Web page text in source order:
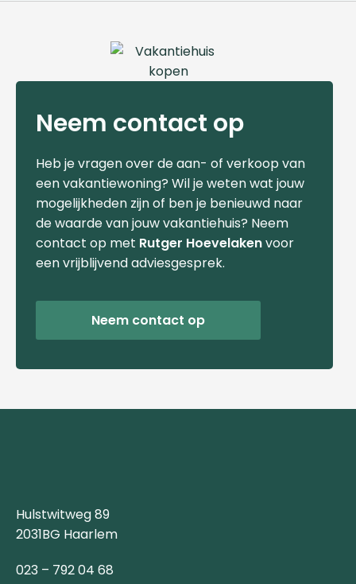
Neem contact op
Heb je vragen over de aan- of verkoop van
een vakantiewoning? Wil je weten wat jouw
mogelijkheden zijn of ben je benieuwd naar
de waarde van jouw vakantiehuis? Neem
contact op met Rutger Hoevelakenvoor
een vrijblijvend adviesgesprek.
Neem contact op
Hulstwitweg 89
2031BG Haarlem
023 – 792 04 68